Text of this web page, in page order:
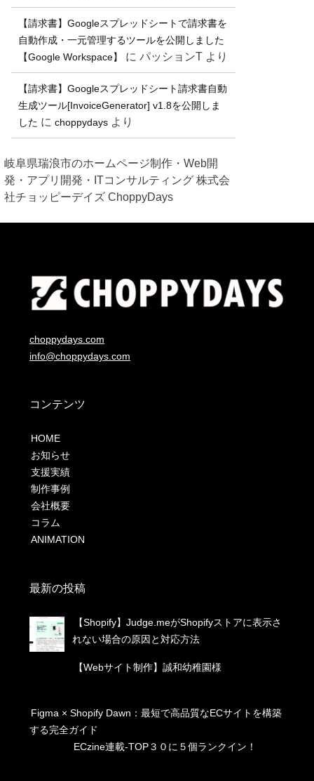
【請求書】Googleスプレッドシートで請求書を
自動作成・一元管理するツールを公開しました
【Google Workspace】
に パッションT より
【請求書】Googleスプレッドシート請求書自動
生成ツール[InvoiceGenerator] v1.8を公開しま
した に choppydays より
岐阜県瑞浪市のホームページ制作・Web開
発・アプリ開発・ITコンサルティング 株式会
社チョッピーデイズ ChoppyDays
choppydays.com
info@choppydays.com
コンテンツ
HOME
お知らせ
支援実績
制作事例
会社概要
コラム
ANIMATION
最新の投稿
【Shopify】Judge.meがShopifyストアに表示さ
れない場合の原因と対応方法
【Webサイト制作】誠和幼稚園様
Figma × Shopify Dawn：最短で高品質なECサイトを構築
する完全ガイド
ECzine連載-TOP３０に５個ランクイン！